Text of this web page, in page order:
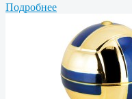
Подробнее